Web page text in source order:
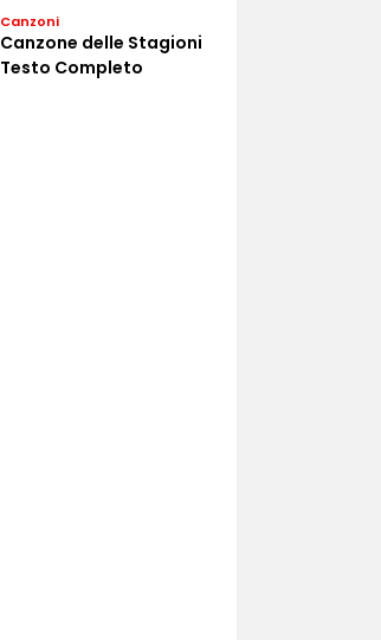
Canzoni
Canzone delle Stagioni
Testo Completo